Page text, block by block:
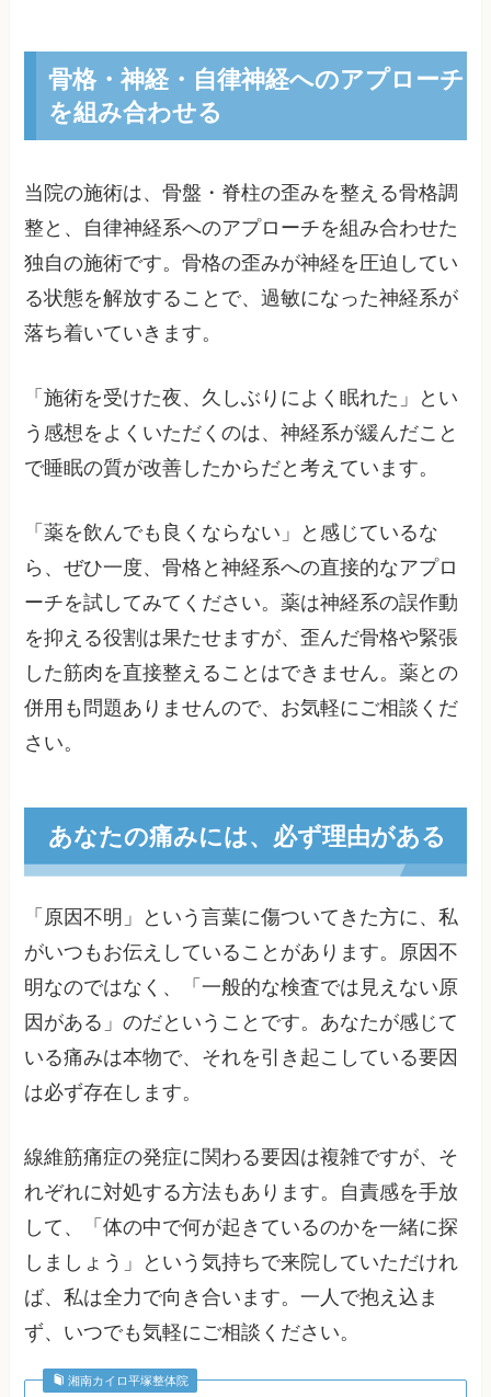
骨格・神経・自律神経へのアプローチ
を組み合わせる
当院の施術は、骨盤・脊柱の歪みを整える骨格調
整と、自律神経系へのアプローチを組み合わせた
独自の施術です。骨格の歪みが神経を圧迫してい
る状態を解放することで、過敏になった神経系が
落ち着いていきます。
「施術を受けた夜、久しぶりによく眠れた」とい
う感想をよくいただくのは、神経系が緩んだこと
で睡眠の質が改善したからだと考えています。
「薬を飲んでも良くならない」と感じているな
ら、ぜひ一度、骨格と神経系への直接的なアプロ
ーチを試してみてください。薬は神経系の誤作動
を抑える役割は果たせますが、歪んだ骨格や緊張
した筋肉を直接整えることはできません。薬との
併用も問題ありませんので、お気軽にご相談くだ
さい。
あなたの痛みには、必ず理由がある
「原因不明」という言葉に傷ついてきた方に、私
がいつもお伝えしていることがあります。原因不
明なのではなく、「一般的な検査では見えない原
因がある」のだということです。あなたが感じて
いる痛みは本物で、それを引き起こしている要因
は必ず存在します。
線維筋痛症の発症に関わる要因は複雑ですが、そ
れぞれに対処する方法もあります。自責感を手放
して、「体の中で何が起きているのかを一緒に探
しましょう」という気持ちで来院していただけれ
ば、私は全力で向き合います。一人で抱え込ま
ず、いつでも気軽にご相談ください。
湘南カイロ平塚整体院